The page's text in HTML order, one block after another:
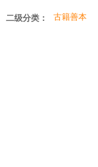
木器家具 微拍
二级分类： 古籍善本